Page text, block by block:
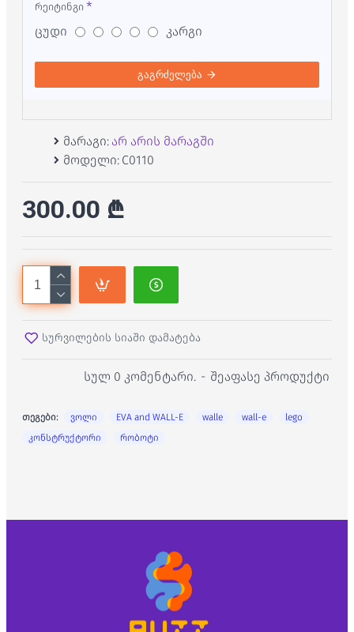
რეიტინგი
ცუდი კარგი
გაგრძელება
მარაგი: არ არის მარაგში
მოდელი: C0110
სულ 0 კომენტარი. - შეაფასე პროდუქტი
300.00 ₾
სურვილების სიაში დამატება
თეგები: ვოლი EVA and WALL-E walle wall-e
lego
კონსტრუქტორი
რობოტი